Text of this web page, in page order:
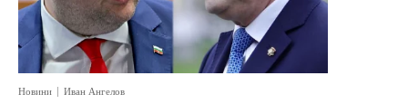
Новини Иван Ангелов